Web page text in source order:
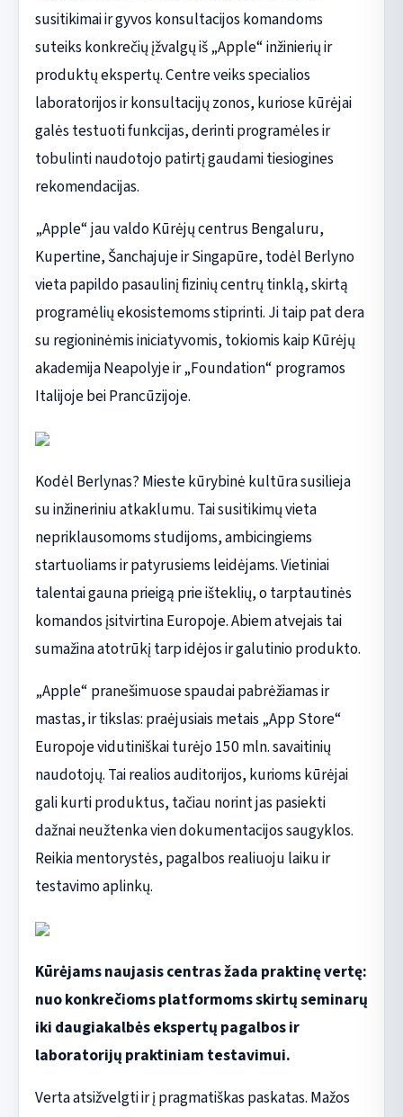
susitikimai ir gyvos konsultacijos komandoms
suteiks konkrečių įžvalgų iš „Apple“ inžinierių ir
produktų ekspertų. Centre veiks specialios
laboratorijos ir konsultacijų zonos, kuriose kūrėjai
galės testuoti funkcijas, derinti programėles ir
tobulinti naudotojo patirtį gaudami tiesiogines
rekomendacijas.
„Apple“ jau valdo Kūrėjų centrus Bengaluru,
Kupertine, Šanchajuje ir Singapūre, todėl Berlyno
vieta papildo pasaulinį fizinių centrų tinklą, skirtą
programėlių ekosistemoms stiprinti. Ji taip pat dera
su regioninėmis iniciatyvomis, tokiomis kaip Kūrėjų
akademija Neapolyje ir „Foundation“ programos
Italijoje bei Prancūzijoje.
Kodėl Berlynas? Mieste kūrybinė kultūra susilieja
su inžineriniu atkaklumu. Tai susitikimų vieta
nepriklausomoms studijoms, ambicingiems
startuoliams ir patyrusiems leidėjams. Vietiniai
talentai gauna prieigą prie išteklių, o tarptautinės
komandos įsitvirtina Europoje. Abiem atvejais tai
sumažina atotrūkį tarp idėjos ir galutinio produkto.
„Apple“ pranešimuose spaudai pabrėžiamas ir
mastas, ir tikslas: praėjusiais metais „App Store“
Europoje vidutiniškai turėjo 150 mln. savaitinių
naudotojų. Tai realios auditorijos, kurioms kūrėjai
gali kurti produktus, tačiau norint jas pasiekti
dažnai neužtenka vien dokumentacijos saugyklos.
Reikia mentorystės, pagalbos realiuoju laiku ir
testavimo aplinkų.
Kūrėjams naujasis centras žada praktinę vertę:
nuo konkrečioms platformoms skirtų seminarų
iki daugiakalbės ekspertų pagalbos ir
laboratorijų praktiniam testavimui.
Verta atsižvelgti ir į pragmatiškas paskatas. Mažos